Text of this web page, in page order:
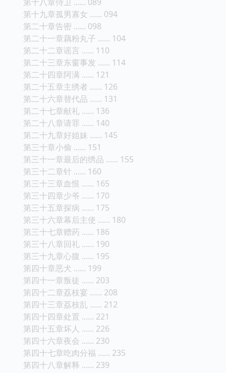
第十九章孤男寡女 ...... 094
第二十章告密 ...... 098
第二十一章藕粉丸子 ...... 104
第二十二章谣言 ...... 110
第二十三章东窗事发 ...... 114
第二十四章阿满 ...... 121
第二十五章主绣者 ...... 126
第二十六章替代品 ...... 131
第二十七章献礼 ...... 136
第二十八章请罪 ...... 140
第二十九章好姐妹 ...... 145
第三十章小偷 ...... 151
第三十一章最后的绣品 ...... 155
第三十二章针 ...... 160
第三十三章血恨 ...... 165
第三十四章少爷 ...... 170
第三十五章探病 ...... 175
第三十六章幕后主使 ...... 180
第三十七章赠药 ...... 186
第三十八章回礼 ...... 190
第三十九章心腹 ...... 195
第四十章恶犬 ...... 199
第四十一章叛徒 ...... 203
第四十二章荔枝宴 ...... 208
第四十三章荔枝乱 ...... 212
第四十四章处置 ...... 221
第四十五章坏人 ...... 226
第四十六章夜会 ...... 230
第四十七章吃肉分福 ...... 235
第四十八章解释 ...... 239